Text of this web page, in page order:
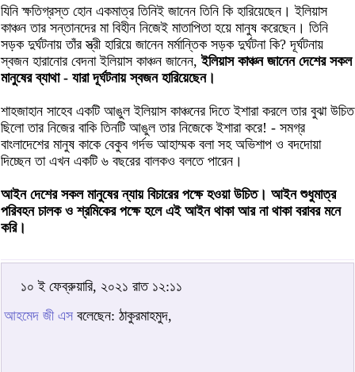
যিনি ক্ষতিগ্রস্ত হোন একমাত্র তিনিই জানেন তিনি কি হারিয়েছেন। ইলিয়াস
কাঞ্চন তার সন্তানদের মা বিহীন নিজেই মাতাপিতা হয়ে মানুষ করেছেন। তিনি
সড়ক দুর্ঘটনায় তাঁর স্ত্রী হারিয়ে জানেন মর্মান্তিক সড়ক দুর্ঘটনা কি? দূর্ঘটনায়
স্বজন হারানোর বেদনা ইলিয়াস কাঞ্চন জানেন, ইলিয়াস কাঞ্চন জানেন দেশের সকল
মানুষের ব্যাথা - যারা দূর্ঘটনায় স্বজন হারিয়েছেন।
শাহজাহান সাহেব একটি আঙুল ইলিয়াস কাঞ্চনের দিতে ইশারা করলে তার বুঝা উচিত
ছিলো তার নিজের বাকি তিনটি আঙুল তার নিজেকে ইশারা করে! - সমগ্র
বাংলাদেশের মানুষ কাকে বেকুব গর্দভ আহাম্মক বলা সহ অভিশাপ ও বদদোয়া
দিচ্ছেন তা এখন একটি ৬ বছরের বালকও বলতে পারেন।
আইন দেশের সকল মানুষের ন্যায় বিচারের পক্ষে হওয়া উচিত। আইন শুধুমাত্র
পরিবহন চালক ও শ্রমিকের পক্ষে হলে এই আইন থাকা আর না থাকা বরাবর মনে
করি।
১০ ই ফেব্রুয়ারি, ২০২১ রাত ১২:১১
আহমেদ জী এস বলেছেন: ঠাকুরমাহমুদ,